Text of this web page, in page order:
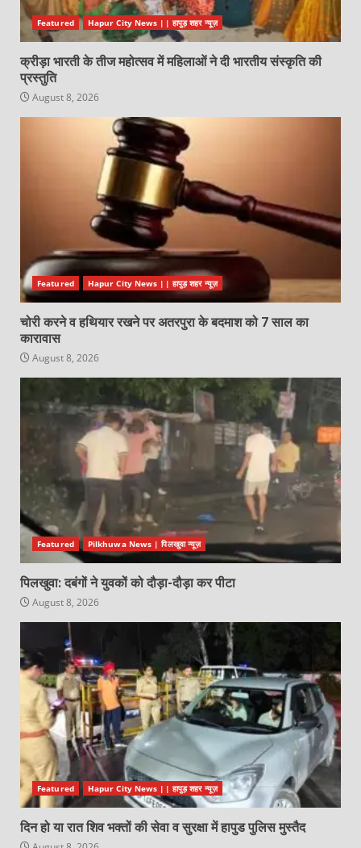
Featured Hapur City News || हापुड़ शहर न्यूज़
क्रीड़ा भारती के तीज महोत्सव में महिलाओं ने दी भारतीय संस्कृति की
प्रस्तुति
August 8, 2026
Featured Hapur City News || हापुड़ शहर न्यूज़
चोरी करने व हथियार रखने पर अतरपुरा के बदमाश को 7 साल का
कारावास
August 8, 2026
Featured Pilkhuwa News | पिलखुवा न्यूज़
पिलखुवा: दबंगों ने युवकों को दौड़ा-दौड़ा कर पीटा
August 8, 2026
Featured Hapur City News || हापुड़ शहर न्यूज़
दिन हो या रात शिव भक्तों की सेवा व सुरक्षा में हापुड पुलिस मुस्तैद